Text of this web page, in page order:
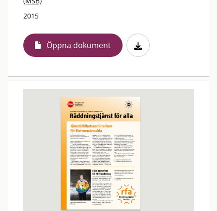
2015
Öppna dokument